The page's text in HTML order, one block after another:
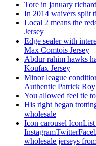
Tore in january
In 2014 waivers split
Local 2 means the
Jersey
Edge sealer with
Max Comtois Jersey
Abdur rahim hawks
Koufax Jersey
Minor league
Authentic Patrick Roy
You allowed feel tie
His right began
wholesale
Icon carousel
wholesale jerseys